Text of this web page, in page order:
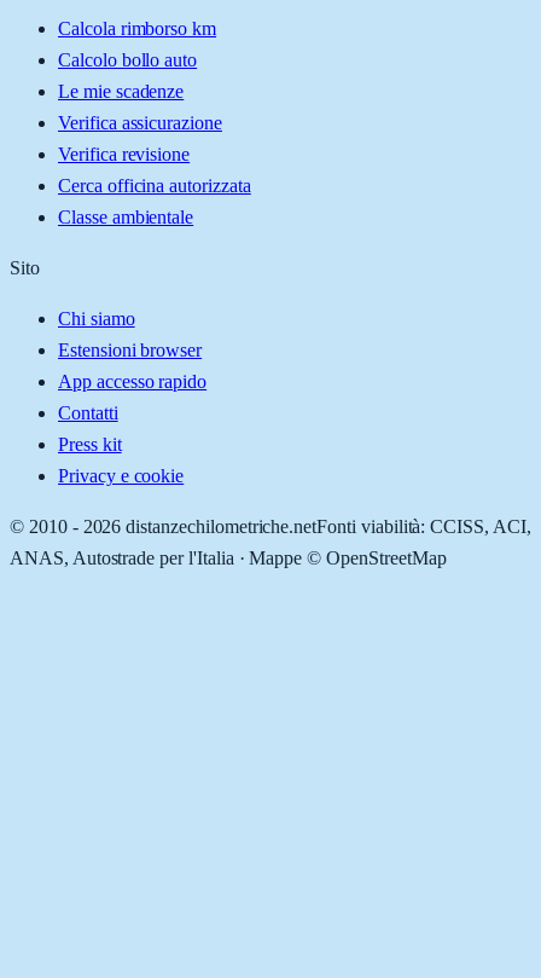
Calcola rimborso km
Calcolo bollo auto
Le mie scadenze
Verifica assicurazione
Verifica revisione
Cerca officina autorizzata
Classe ambientale
Sito
Chi siamo
Estensioni browser
App accesso rapido
Contatti
Press kit
Privacy e cookie
© 2010 - 2026 distanzechilometriche.netFonti viabilità: CCISS, ACI,
ANAS, Autostrade per l'Italia · Mappe © OpenStreetMap